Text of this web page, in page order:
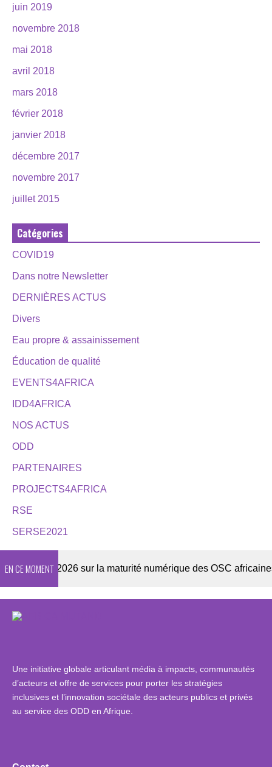
juin 2019
novembre 2018
mai 2018
avril 2018
mars 2018
février 2018
janvier 2018
décembre 2017
novembre 2017
juillet 2015
Catégories
COVID19
Dans notre Newsletter
DERNIÈRES ACTUS
Divers
Eau propre & assainissement
Éducation de qualité
EVENTS4AFRICA
IDD4AFRICA
NOS ACTUS
ODD
PARTENAIRES
PROJECTS4AFRICA
RSE
SERSE2021
EN CE MOMENT2026 sur la maturité numérique des OSC africaines
Une initiative globale articulant média à impacts, communautés
d’acteurs et offre de services pour porter les stratégies
inclusives et l’innovation sociétale des acteurs publics et privés
au service des ODD en Afrique.